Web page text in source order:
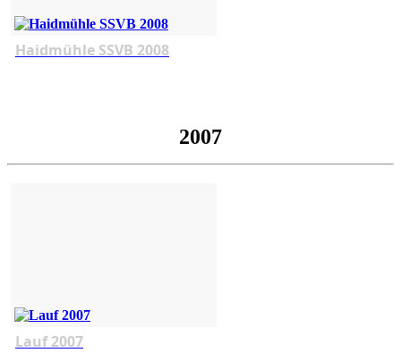
Haidmühle SSVB 2008
2007
Lauf 2007